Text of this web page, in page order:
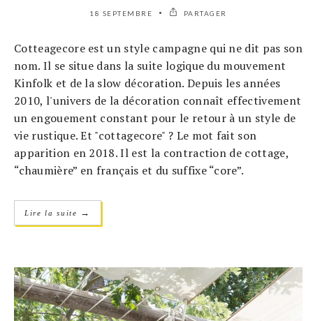
18 SEPTEMBRE PARTAGER
Cotteagecore est un style campagne qui ne dit pas son
nom. Il se situe dans la suite logique du mouvement
Kinfolk et de la slow décoration. Depuis les années
2010, l'univers de la décoration connaît effectivement
un engouement constant pour le retour à un style de
vie rustique. Et "cottagecore" ? Le mot fait son
apparition en 2018. Il est la contraction de cottage,
“chaumière” en français et du suffixe “core”.
Lire la suite →